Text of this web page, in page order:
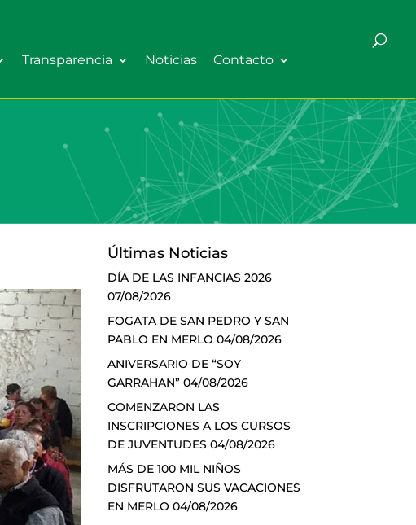
Transparencia Noticias Contacto
Últimas Noticias
DÍA DE LAS INFANCIAS 2026
07/08/2026
FOGATA DE SAN PEDRO Y SAN
PABLO EN MERLO 04/08/2026
ANIVERSARIO DE “SOY
GARRAHAN” 04/08/2026
COMENZARON LAS
INSCRIPCIONES A LOS CURSOS
DE JUVENTUDES 04/08/2026
MÁS DE 100 MIL NIÑOS
DISFRUTARON SUS VACACIONES
EN MERLO 04/08/2026